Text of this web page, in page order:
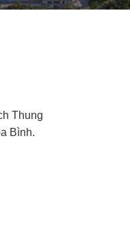
Thung
Bình.